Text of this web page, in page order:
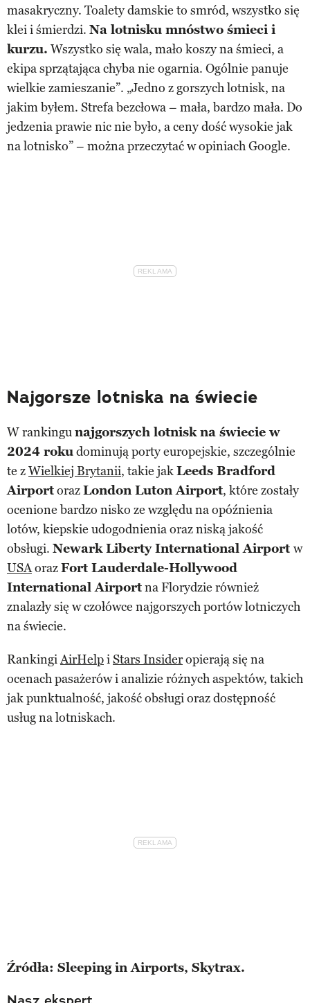
masakryczny. Toalety damskie to smród, wszystko się
klei i śmierdzi. Na lotnisku mnóstwo śmieci i
kurzu. Wszystko się wala, mało koszy na śmieci, a
ekipa sprzątająca chyba nie ogarnia. Ogólnie panuje
wielkie zamieszanie”. „Jedno z gorszych lotnisk, na
jakim byłem. Strefa bezcłowa – mała, bardzo mała. Do
jedzenia prawie nic nie było, a ceny dość wysokie jak
na lotnisko” – można przeczytać w opiniach Google.
Najgorsze lotniska na świecie
W rankingunajgorszych lotnisk na świecie w
2024 rokudominują porty europejskie, szczególnie
te zWielkiej Brytanii, takie jakLeeds Bradford
AirportorazLondon Luton Airport, które zostały
ocenione bardzo nisko ze względu na opóźnienia
lotów, kiepskie udogodnienia oraz niską jakość
obsługi. Newark Liberty International Airport w
USAorazFort Lauderdale-Hollywood
International Airportna Florydzie również
znalazły się w czołówce najgorszych portów lotniczych
na świecie.
RankingiAirHelpiStars Insideropierają się na
ocenach pasażerów i analizie różnych aspektów, takich
jak punktualność, jakość obsługi oraz dostępność
usług na lotniskach.
Źródła: Sleeping in Airports, Skytrax.